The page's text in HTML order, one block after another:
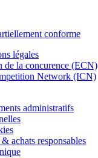
conforme
légales
de la concurence (ECN)
Network (ICN)
administratifs
achats responsables